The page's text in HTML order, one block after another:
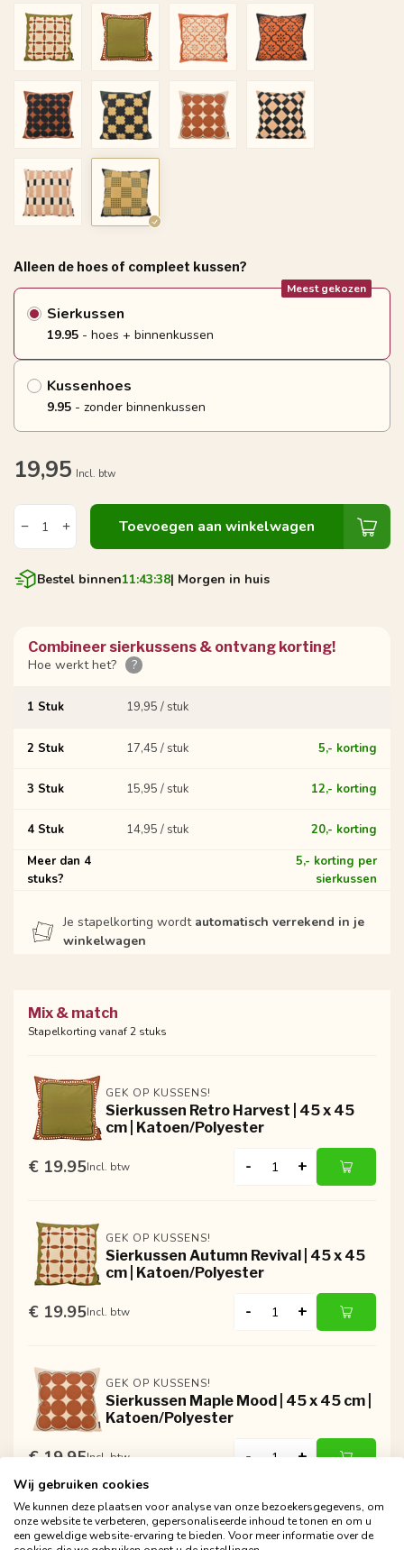
Alleen de hoes of compleet kussen?
Sierkussen
Meest gekozen
19.95 - hoes + binnenkussen
Kussenhoes
9.95 - zonder binnenkussen
19,95 Incl. btw
Toevoegen aan winkelwagen
Bestel binnen11:43:38| Morgen in huis
Combineer sierkussens & ontvang korting!
Hoe werkt het?
?
1 Stuk 19,95 / stuk
2 Stuk 17,45 / stuk 5,- korting
3 Stuk 15,95 / stuk 12,- korting
4 Stuk 14,95 / stuk
20,- korting
Meer dan 4
stuks?
5,- korting per
sierkussen
Je stapelkorting wordt automatisch verrekend in je
winkelwagen
Mix & match
Stapelkorting vanaf 2 stuks
GEK OP KUSSENS!
Sierkussen Retro Harvest | 45 x 45
cm | Katoen/Polyester
€ 19.95Incl. btw - +
GEK OP KUSSENS!
Sierkussen Autumn Revival | 45 x 45
cm | Katoen/Polyester
€ 19.95Incl. btw - +
GEK OP KUSSENS!
Sierkussen Maple Mood | 45 x 45 cm |
Katoen/Polyester
€ 19.95Incl. btw - +
Wij gebruiken cookies
We kunnen deze plaatsen voor analyse van onze bezoekersgegevens, om
onze website te verbeteren, gepersonaliseerde inhoud te tonen en om u
een geweldige website-ervaring te bieden. Voor meer informatie over de